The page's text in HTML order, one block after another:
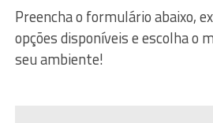
Preencha o formulário abaixo,
opções disponíveis e escolha o
seu ambiente!